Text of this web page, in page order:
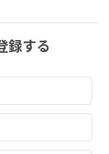
録する